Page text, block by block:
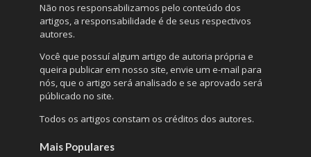
Não nos responsabilizamos pelo conteúdo dos
artigos, a responsabilidade é de seus respectivos
autores.
Você que possuí algum artigo de autoria própria e
queira publicar em nosso site, envie um e-mail para
nós, que o artigo será analisado e se aprovado será
públicado no site.
Todos os artigos constam os créditos dos autores.
Mais Populares